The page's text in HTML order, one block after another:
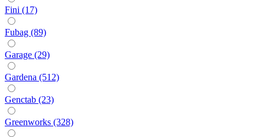
Fini (17)
Fubag (89)
Garage (29)
Gardena (512)
Genctab (23)
Greenworks (328)